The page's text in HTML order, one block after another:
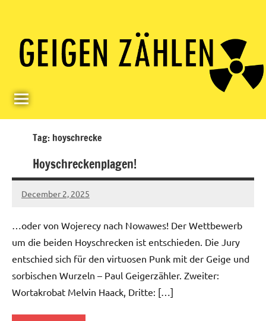
contentGeigerzähler
Tag: hoyschrecke
Hoyschreckenplagen!
December 2, 2025
geigerzaehler
No
…oder von Wojerecy nach Nowawes! Der Wettbewerb
um die beiden Hoyschrecken ist entschieden. Die Jury
entschied sich für den virtuosen Punk mit der Geige und
sorbischen Wurzeln – Paul Geigerzähler. Zweiter:
Wortakrobat Melvin Haack, Dritte: […]